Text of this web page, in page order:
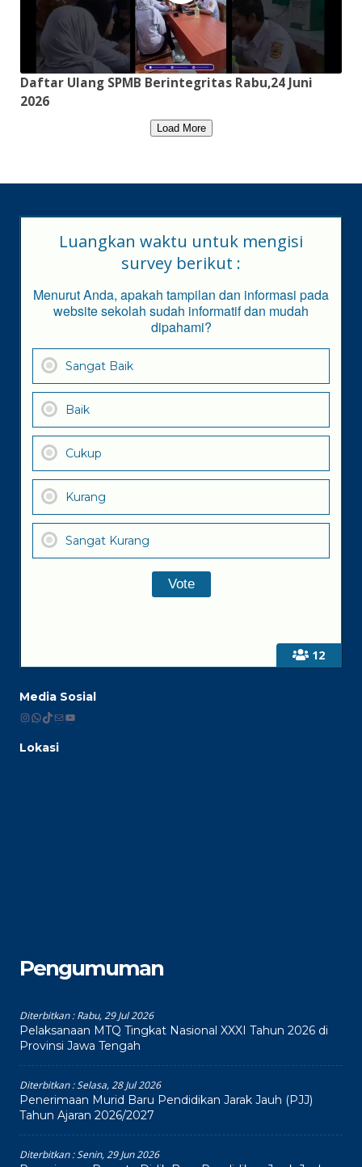
Daftar Ulang SPMB Berintegritas Rabu,24 Juni
2026
Load More
12
Luangkan waktu untuk mengisi
survey berikut :
Menurut Anda, apakah tampilan dan informasi pada
website sekolah sudah informatif dan mudah
dipahami?
Sangat Baik
Baik
Cukup
Kurang
Sangat Kurang
Media Sosial
Instagram
WhatsApp
TikTok
MailYouTube
Lokasi
Pengumuman
Diterbitkan :Rabu, 29 Jul 2026
Pelaksanaan MTQ Tingkat Nasional XXXI Tahun 2026 di
Provinsi Jawa Tengah
Diterbitkan :Selasa, 28 Jul 2026
Penerimaan Murid Baru Pendidikan Jarak Jauh (PJJ)
Tahun Ajaran 2026/2027
Diterbitkan :Senin, 29 Jun 2026